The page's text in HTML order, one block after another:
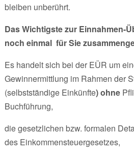
bleiben unberührt.
Das Wichtigste zur Einnahmen-
noch einmal für Sie
Es handelt sich bei der EÜR um
Gewinnermittlung im Rahmen der
(selbstständige Einkünfte) ohne
Buchführung,
die gesetzlichen bzw. formalen
des Einkommensteuergesetzes,